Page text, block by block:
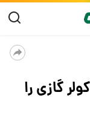
گازی را